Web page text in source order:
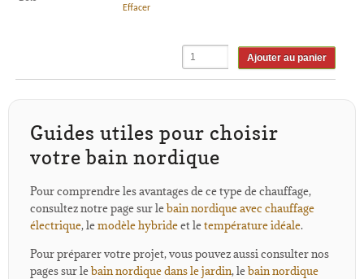
Effacer
Ajouter au panier
Guides utiles pour choisir
votre bain nordique
Pour comprendre les avantages de ce type de chauffage,
consultez notre page sur lebain nordique avec chauffage
électrique, lemodèle hybrideet letempérature idéale.
Pour préparer votre projet, vous pouvez aussi consulter nos
pages sur lebain nordique dans le jardin, lebain nordique